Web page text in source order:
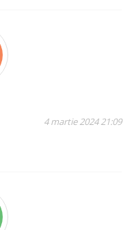
4 martie 2024 21:09